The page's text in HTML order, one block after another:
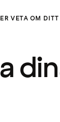
VETA OM